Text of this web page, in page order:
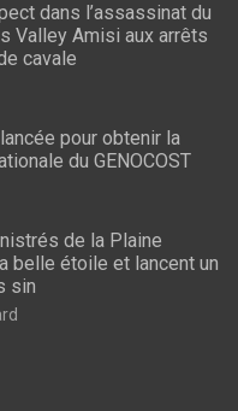
dans l’assassinat du
Valley Amisi aux arrêts
cavale
pour obtenir la
du GENOCOST
de la Plaine
belle étoile et lancent un
sin